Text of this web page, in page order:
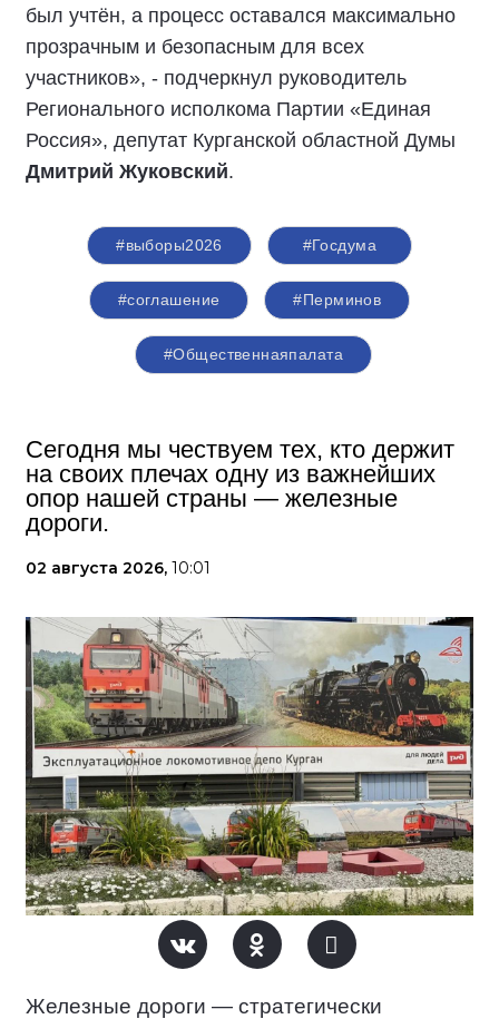
был учтён, а процесс оставался максимально
прозрачным и безопасным для всех
участников», - подчеркнул руководитель
Регионального исполкома Партии «Единая
Россия», депутат Курганской областной Думы
Дмитрий Жуковский.
#выборы2026 #Госдума
#соглашение #Перминов
#Общественнаяпалата
Сегодня мы чествуем тех, кто держит
на своих плечах одну из важнейших
опор нашей страны — железные
дороги.
02 августа 2026, 10:01
Железные дороги — стратегически